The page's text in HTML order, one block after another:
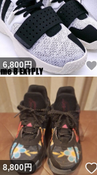
6,800円
8,800円